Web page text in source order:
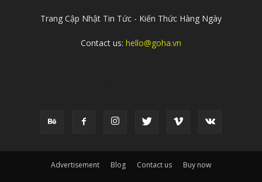
Trang Cập Nhật Tin Tức - Kiến Thức Hàng Ngày
Contact us: hello@goha.vn
Advertisement Blog Contact us Buy now